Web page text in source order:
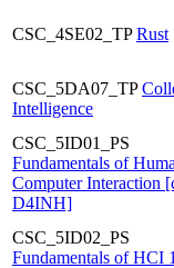
CSC_4SE02_TP Rust
CSC_5DA07_TP
Intelligence
CSC_5ID01_PS
Fundamentals of
Computer Interaction
D4INH]
CSC_5ID02_PS
Fundamentals of HCI 1